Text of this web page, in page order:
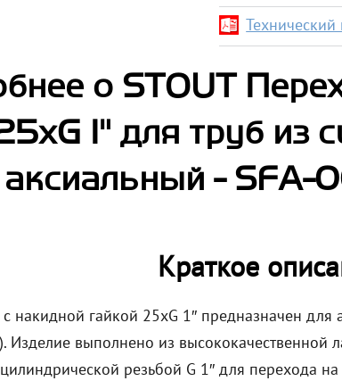
Технический
о STOUT
1" для труб из
аксиальный - SFA-
Краткое
накидной гайкой 25xG 1″ предназначен для
Изделие выполнено из
резьбой G 1″ для перехода